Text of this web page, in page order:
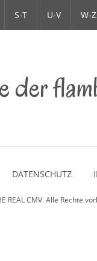
S-T U-V W-Z
der
DATENSCHUTZ
REAL CMV. Alle Rechte